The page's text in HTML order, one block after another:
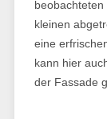
kleinen
eine
kann hier
der Fassade